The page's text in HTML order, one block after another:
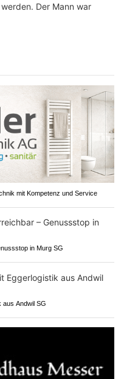
Der Mann war
mit Kompetenz und Service
in Murg SG
aus Andwil SG